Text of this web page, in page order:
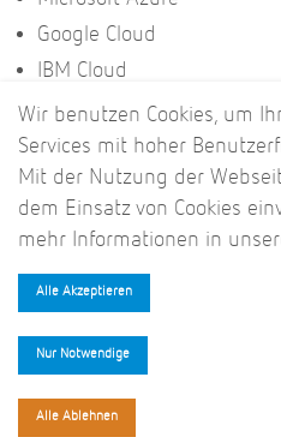
Google Cloud
IBM Cloud
Direkte Verbindungen nach
Seidenstraße zur Formel-1
"ColocationIX bietet nicht nur
die RZ-Infrastruktur, sondern
Energiekonzept mit einer
Unsere co-location heißt
Axel Plaßmeier, NEHLSEN AG
Wir benutzen Cookies, um
Services mit hoher
Mit der Nutzung der
dem Einsatz von Cookies
mehr Informationen in
Alle Akzeptieren
Nur Notwendige
Alle Ablehnen